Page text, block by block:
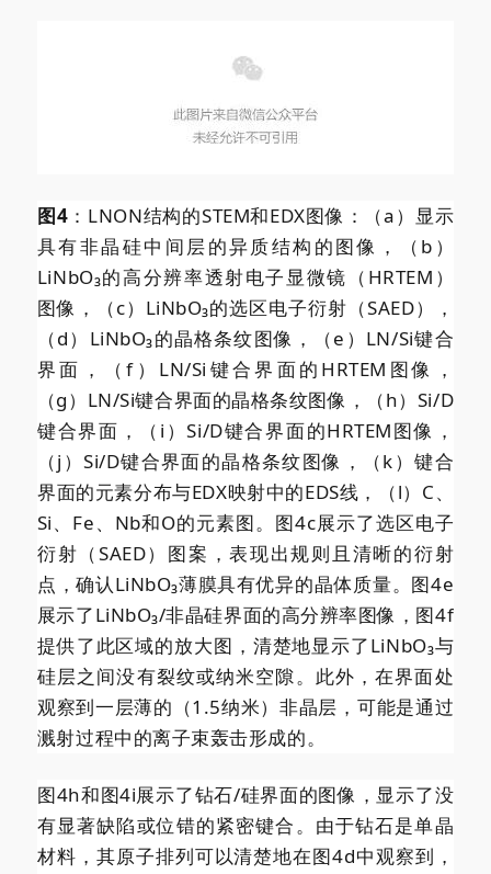
图4 ：LNON结构的STEM和EDX图像：（a）显示
具有非晶硅中间层的异质结构的图像，（b）
LiNbO₃的高分辨率透射电子显微镜（HRTEM）
图像，（c）LiNbO₃的选区电子衍射（SAED），
（d）LiNbO₃的晶格条纹图像，（e）LN/Si键合
界面，（f）LN/Si键合界面的HRTEM图像，
（g）LN/Si键合界面的晶格条纹图像，（h）Si/D
键合界面，（i）Si/D键合界面的HRTEM图像，
（j）Si/D键合界面的晶格条纹图像，（k）键合
界面的元素分布与EDX映射中的EDS线，（l）C、
Si、Fe、Nb和O的元素图。 图4c展示了选区电子
衍射（SAED）图案，表现出规则且清晰的衍射
点，确认LiNbO₃薄膜具有优异的晶体质量。图4e
展示了LiNbO₃/非晶硅界面的高分辨率图像，图4f
提供了此区域的放大图，清楚地显示了LiNbO₃与
硅层之间没有裂纹或纳米空隙。此外，在界面处
观察到一层薄的（1.5纳米）非晶层，可能是通过
溅射过程中的离子束轰击形成的。
图4h和图4i展示了钻石/硅界面的图像，显示了没
有显著缺陷或位错的紧密键合。由于钻石是单晶
材料，其原子排列可以清楚地在图4d中观察到，